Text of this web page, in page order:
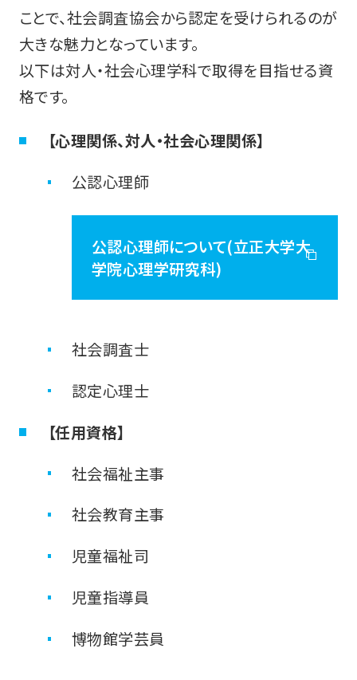
ことで、社会調査協会から認定を受けられるのが
大きな魅力となっています。
以下は対人・社会心理学科で取得を目指せる資
格です。
【心理関係、対人・社会心理関係】
公認心理師
公認心理師について(立正大学大
学院心理学研究科)
社会調査士
認定心理士
【任用資格】
社会福祉主事
社会教育主事
児童福祉司
児童指導員
博物館学芸員